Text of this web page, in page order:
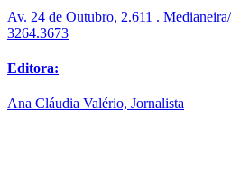
Av. 24 de Outubro, 2.611 .
3264.3673
Editora:
Ana Cláudia Valério, Jornalista